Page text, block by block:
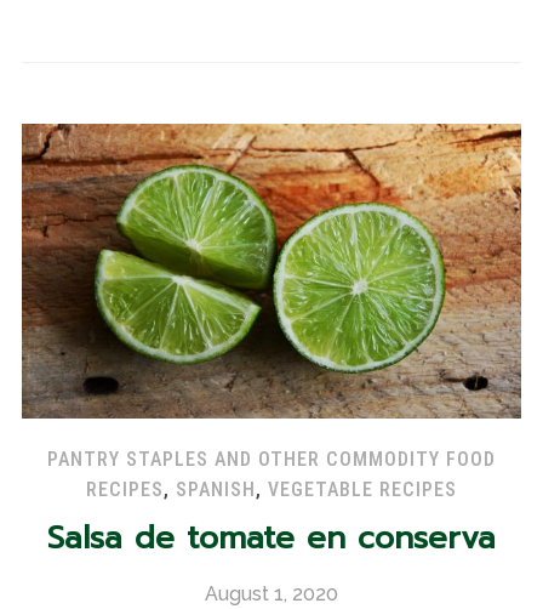
PANTRY STAPLES AND OTHER COMMODITY FOOD
RECIPES, SPANISH, VEGETABLE RECIPES
Salsa de tomate en conserva
August 1, 2020